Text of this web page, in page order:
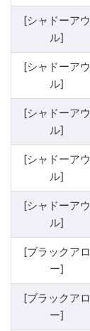
[シャドーアウ
ル]
[シャドーアウ
ル]
[シャドーアウ
ル]
[シャドーアウ
ル]
[シャドーアウ
ル]
[ブラックアロ
ー]
[ブラックアロ
ー]